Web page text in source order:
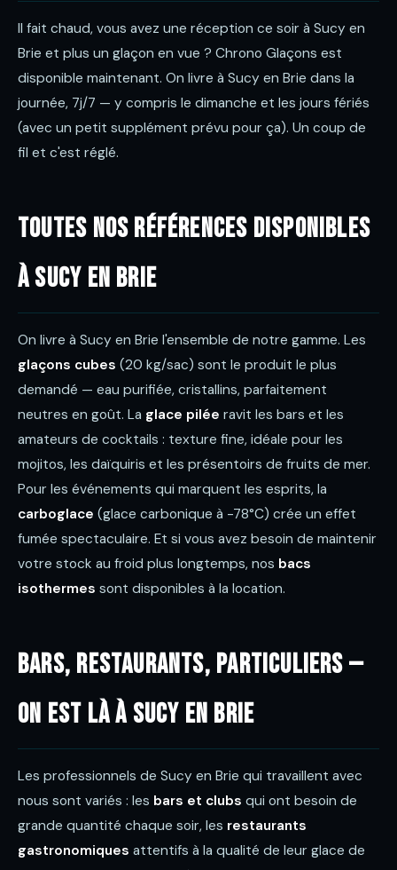
Il fait chaud, vous avez une réception ce soir à Sucy en
Brie et plus un glaçon en vue ? Chrono Glaçons est
disponible maintenant. On livre à Sucy en Brie dans la
journée, 7j/7 — y compris le dimanche et les jours fériés
(avec un petit supplément prévu pour ça). Un coup de
fil et c'est réglé.
Toutes nos références disponibles
à Sucy en Brie
On livre à Sucy en Brie l'ensemble de notre gamme. Les
glaçons cubes (20 kg/sac) sont le produit le plus
demandé — eau purifiée, cristallins, parfaitement
neutres en goût. La glace pilée ravit les bars et les
amateurs de cocktails : texture fine, idéale pour les
mojitos, les daïquiris et les présentoirs de fruits de mer.
Pour les événements qui marquent les esprits, la
carboglace (glace carbonique à -78°C) crée un effet
fumée spectaculaire. Et si vous avez besoin de maintenir
votre stock au froid plus longtemps, nos bacs
isothermes sont disponibles à la location.
Bars, restaurants, particuliers —
on est là à Sucy en Brie
Les professionnels de Sucy en Brie qui travaillent avec
nous sont variés : les bars et clubs qui ont besoin de
grande quantité chaque soir, les restaurants
gastronomiques attentifs à la qualité de leur glace de